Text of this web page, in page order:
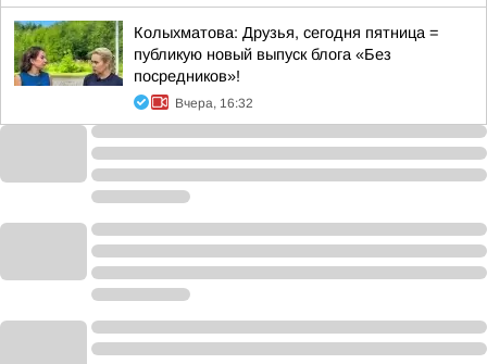
Колыхматова: Друзья, сегодня пятница =
публикую новый выпуск блога «Без
посредников»!
Вчера, 16:32